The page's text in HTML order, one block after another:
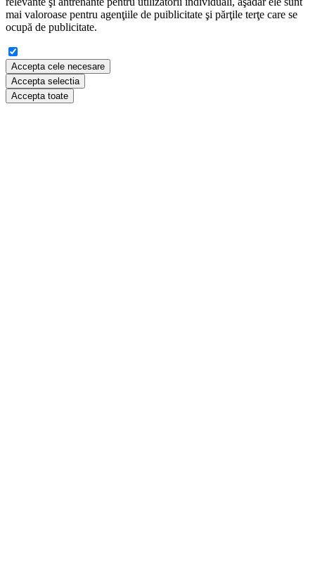
mai valoroase pentru agenţiile de puiblicitate şi părţile terţe care se
ocupă de publicitate.
Accepta cele necesare
Accepta selectia
Accepta toate